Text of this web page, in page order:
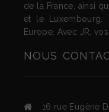
de la France, ainsi
et le Luxembourg.
Europe. Avec JR,
NOUS
16 rue Eugène